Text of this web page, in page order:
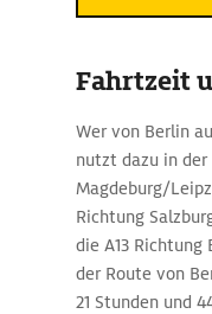
Fahrtzeit
Wer von Berlin
nutzt dazu in der
Magdeburg/
Richtung
die A13 Richtung
der Route von
21 Stunden und